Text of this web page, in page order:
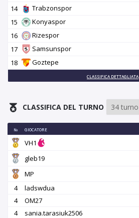
14
Trabzonspor
15
Konyaspor
16
Rizespor
17
Samsunspor
18
Goztepe
CLASSIFICA DETTAGLIATA
CLASSIFICA DEL TURNO
№ GIOCATORE
VH1
gleb19
MP
4
ladswdua
4
OM27
4
sania.tarasiuk2506